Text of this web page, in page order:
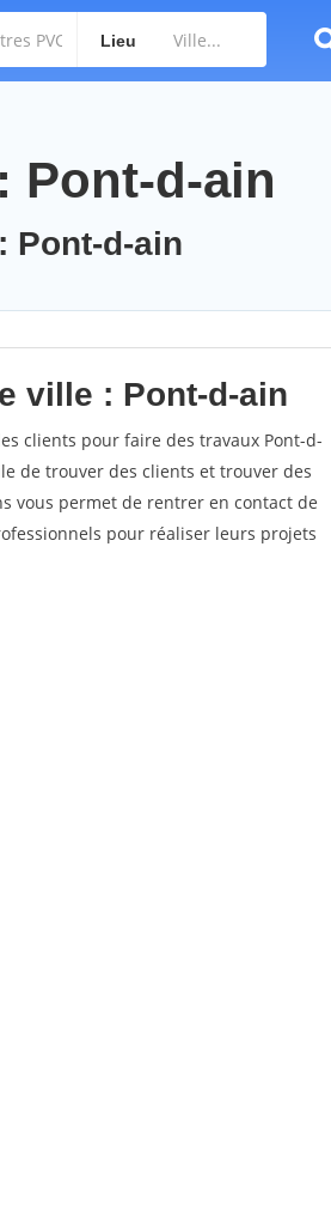
Lieu
Pont-d-ain
Pont-d-ain
ville : Pont-d-ain
clients pour faire des travaux Pont-d-
de trouver des clients et trouver des
vous permet de rentrer en contact de
pour réaliser leurs projets